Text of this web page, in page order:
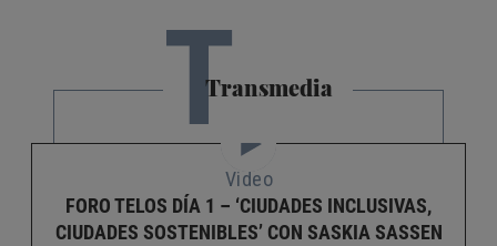
TTransmedia
Video
FORO TELOS DÍA 1 – ‘CIUDADES INCLUSIVAS,
CIUDADES SOSTENIBLES’ CON SASKIA SASSEN